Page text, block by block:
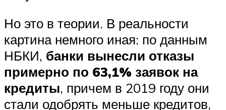
Но это в теории. В реальности
картина немного иная: по данным
НБКИ, банки вынесли отказы
примерно по 63,1% заявок на
кредиты, причем в 2019 году они
стали одобрять меньше кредитов,